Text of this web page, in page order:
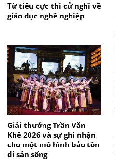
Từ tiêu cực thi cử nghĩ về
giáo dục nghề nghiệp
Giải thưởng Trần Văn
Khê 2026 và sự ghi nhận
cho một mô hình bảo tồn
di sản sống